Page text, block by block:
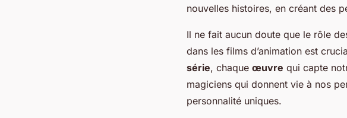
nouvelles histoires, en créant des
Il ne fait aucun doute que le rôle
dans les films d’animation est
série, chaque œuvre qui capte
magiciens qui donnent vie à nos
personnalité uniques.